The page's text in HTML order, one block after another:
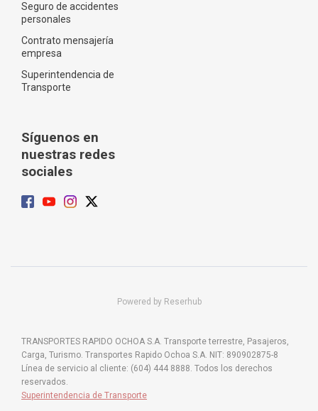
Seguro de accidentes
personales
Contrato mensajería
empresa
Superintendencia de
Transporte
Síguenos en
nuestras redes
sociales
Powered by Reserhub
TRANSPORTES RAPIDO OCHOA S.A. Transporte terrestre, Pasajeros,
Carga, Turismo. Transportes Rapido Ochoa S.A. NIT: 890902875-8
Línea de servicio al cliente: (604) 444 8888. Todos los derechos
reservados.
Superintendencia de Transporte